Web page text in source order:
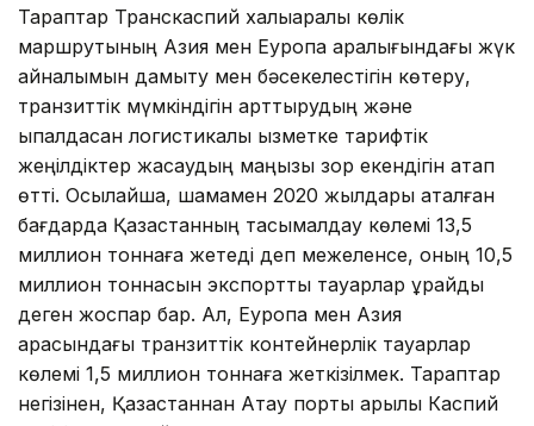
Тараптар Транскаспий халықаралық көлік
маршрутының Азия мен Еуропа аралығындағы жүк
айналымын дамыту мен бәсекелестігін көтеру,
транзиттік мүмкіндігін арттырудың және
ықпалдасқан логистикалық қызметке тарифтік
жеңілдіктер жасаудың маңызы зор екендігін атап
өтті. Осылайша, шамамен 2020 жылдары аталған
бағдарда Қазақстанның тасымалдау көлемі 13,5
миллион тоннаға жетеді деп межеленсе, оның 10,5
миллион тоннасын экспорттық тауарлар құрайды
деген жоспар бар. Ал, Еуропа мен Азия
арасындағы транзиттік контейнерлік тауарлар
көлемі 1,5 миллион тоннаға жеткізілмек. Тараптар
негізінен, Қазақстаннан Ақтау порты арқылы Каспий